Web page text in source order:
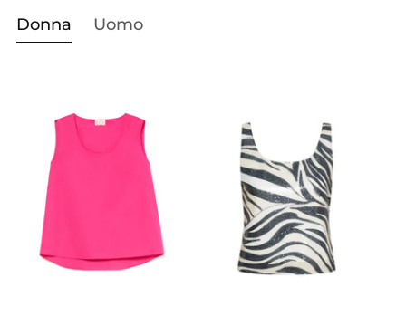
al
Donna Uomo